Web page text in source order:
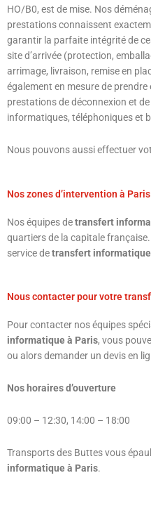
HO/B0, est de mise. Nos
prestations connaissent
garantir la parfaite intégrité de
site d’arrivée (protection,
arrimage, livraison, remise en
également en mesure de
prestations de déconnexion et
informatiques, téléphoniques et
Nous pouvons aussi effectuer
Nos zones d’intervention à Paris
Nos équipes detransfert
quartiers de la capitale
service detransfert informatique
Nous contacter pour votre
Pour contacter nos équipes
informatique à Paris, vous
ou alors demander un devis en
Nos horaires d’ouverture
09:00 – 12:30, 14:00 – 18:00
Transports des Buttes vous
informatique à Paris.